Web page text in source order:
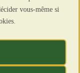
vous-même si